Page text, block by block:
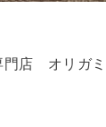
店 オリガミ